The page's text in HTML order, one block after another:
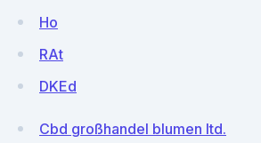
Ho
RAt
DKEd
Cbd großhandel blumen ltd.